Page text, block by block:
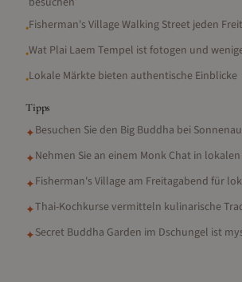
•Fisherman's Village Walking Street jeden
•Wat Plai Laem Tempel ist fotogen und
•Lokale Märkte bieten authentische Einblicke
Tipps
✦Besuchen Sie den Big Buddha bei
✦Nehmen Sie an einem Monk Chat in
✦Fisherman's Village am Freitagabend für
✦Thai-Kochkurse vermitteln kulinarische
✦Secret Buddha Garden im Dschungel ist